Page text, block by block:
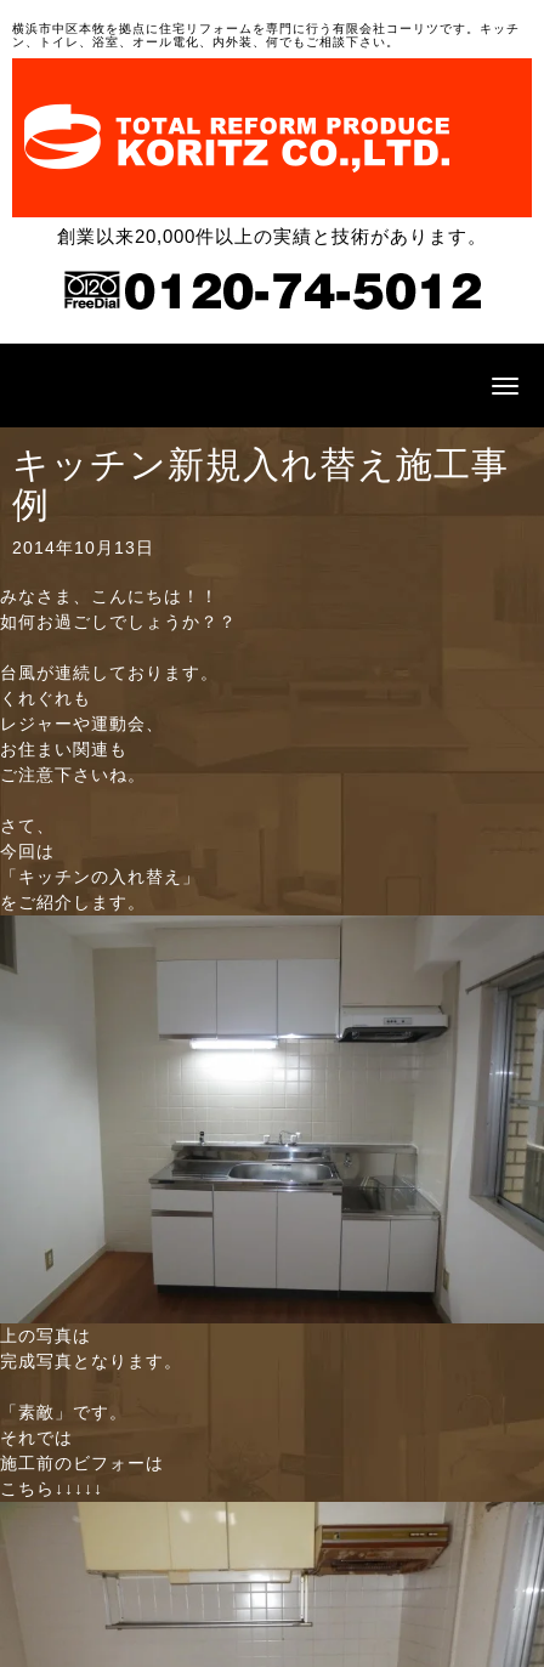
横浜市中区本牧を拠点に住宅リフォームを専門に行う有限会社コーリツです。キッチ
ン、トイレ、浴室、オール電化、内外装、何でもご相談下さい。
創業以来20,000件以上の実績と技術があります。
N
v
キッチン新規入れ替え施工事
例
2014年10月13日
みなさま、こんにちは！！
如何お過ごしでしょうか？？
台風が連続しております。
くれぐれも
レジャーや運動会、
お住まい関連も
ご注意下さいね。
さて、
今回は
「キッチンの入れ替え」
をご紹介します。
上の写真は
完成写真となります。
「素敵」です。
それでは
施工前のビフォーは
こちら↓↓↓↓↓